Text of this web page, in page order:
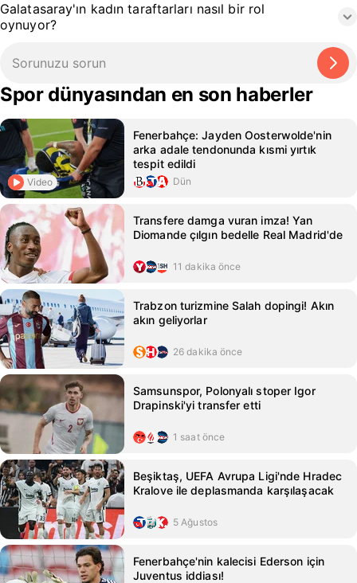
Galatasaray'ın kadın taraftarları nasıl bir rol
oynuyor?
Spor dünyasından en son haberler
Video
Fenerbahçe: Jayden Oosterwolde'nin
arka adale tendonunda kısmi yırtık
tespit edildi
Dün
Transfere damga vuran imza! Yan
Diomande çılgın bedelle Real Madrid'de
11 dakika önce
Trabzon turizmine Salah dopingi! Akın
akın geliyorlar
26 dakika önce
Samsunspor, Polonyalı stoper Igor
Drapinski'yi transfer etti
1 saat önce
Beşiktaş, UEFA Avrupa Ligi'nde Hradec
Kralove ile deplasmanda karşılaşacak
5 Ağustos
Fenerbahçe'nin kalecisi Ederson için
Juventus iddiası!